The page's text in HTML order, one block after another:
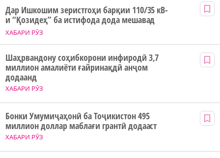
ХАБАРИ РӮЗ
Дар Ишкошим зеристгоҳи барқии 110/35 кВ-
и “Қозидеҳ” ба истифода дода мешавад
ХАБАРИ РӮЗ
Шаҳрвандону соҳибкорони инфиродӣ 3,7
миллион амалиёти ғайринақдӣ анҷом
додаанд
ХАБАРИ РӮЗ
Бонки Умумиҷаҳонӣ ба Тоҷикистон 495
миллион доллар маблағи грантӣ додааст